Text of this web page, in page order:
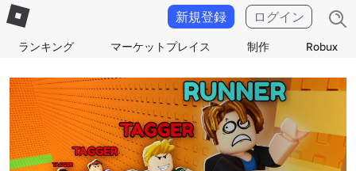
ランキング マーケットプレイス 制作 Robux
新規登録 ログイン